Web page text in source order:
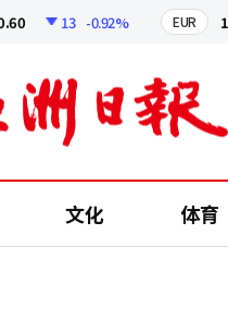
13 -0.92% EUR
文化 体育